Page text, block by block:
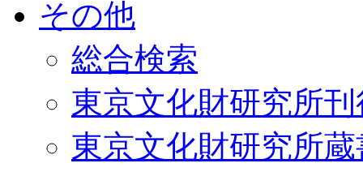
その他
総合検索
東京文化財研究所
東京文化財研究所